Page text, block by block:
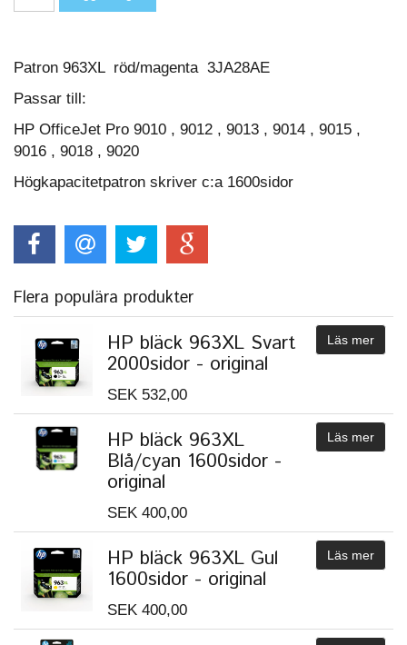
Patron 963XL röd/magenta 3JA28AE
Passar till:
HP OfficeJet Pro 9010 , 9012 , 9013 , 9014 , 9015 ,
9016 , 9018 , 9020
Högkapacitetpatron skriver c:a 1600sidor
Flera populära produkter
HP bläck 963XL Svart
2000sidor - original
SEK 532,00
Läs mer
HP bläck 963XL
Blå/cyan 1600sidor -
original
SEK 400,00
Läs mer
HP bläck 963XL Gul
1600sidor - original
SEK 400,00
Läs mer